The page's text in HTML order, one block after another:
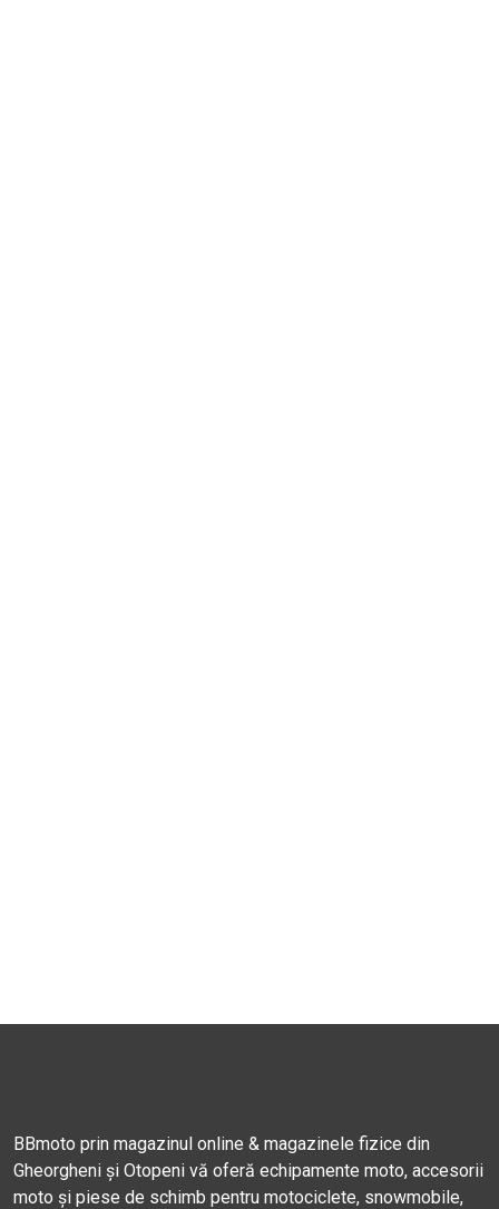
BBmoto prin magazinul online & magazinele fizice din
Gheorgheni și Otopeni vă oferă echipamente moto, accesorii
moto și piese de schimb pentru motociclete, snowmobile,